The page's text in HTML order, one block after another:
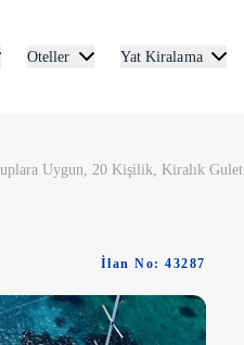
Oteller Yat Kiralama
Uygun, 20 Kişilik, Kiralık Gulet
İlan No: 43287